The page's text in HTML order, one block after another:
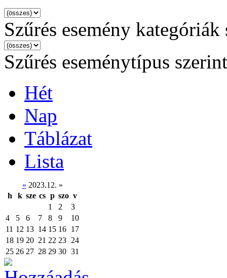
Szűrés esemény kategóriák
Szűrés eseménytípus szerint
Hét
Nap
Táblázat
Lista
« 2023.12. »
h
k sze cs p szo v
1
2
3
4
5 6 7 8 9
10
11 12 13 14 15 16 17
18 19 20 21 22 23 24
25 26 27 28 29 30 31